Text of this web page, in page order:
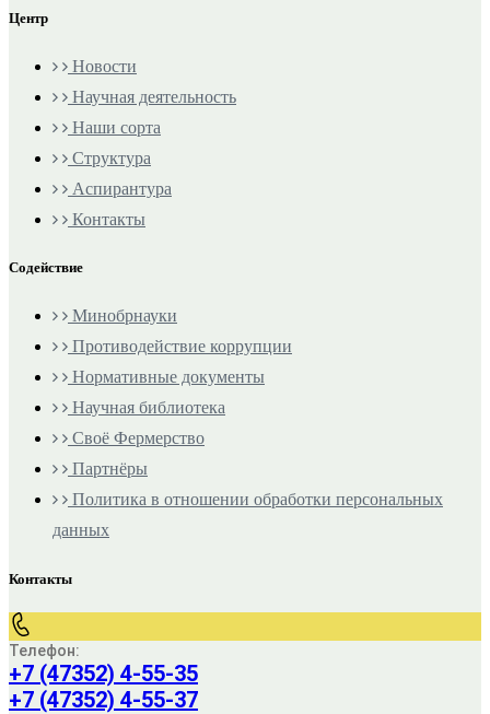
Центр
Новости
Научная деятельность
Наши сорта
Структура
Аспирантура
Контакты
Содействие
Минобрнауки
Противодействие коррупции
Нормативные документы
Научная библиотека
Своё Фермерство
Партнёры
Политика в отношении обработки персональных
данных
Контакты
Телефон:
+7 (47352) 4-55-35
+7 (47352) 4-55-37